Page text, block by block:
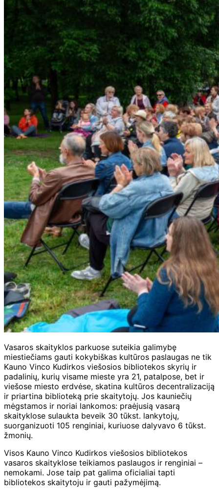
Vasaros skaityklos parkuose suteikia galimybę
miestiečiams gauti kokybiškas kultūros paslaugas ne tik
Kauno Vinco Kudirkos viešosios bibliotekos skyrių ir
padalinių, kurių visame mieste yra 21, patalpose, bet ir
viešose miesto erdvėse, skatina kultūros decentralizaciją
ir priartina biblioteką prie skaitytojų. Jos kauniečių
mėgstamos ir noriai lankomos: praėjusią vasarą
skaityklose sulaukta beveik 30 tūkst. lankytojų,
suorganizuoti 105 renginiai, kuriuose dalyvavo 6 tūkst.
žmonių.
Visos Kauno Vinco Kudirkos viešosios bibliotekos
vasaros skaityklose teikiamos paslaugos ir renginiai –
nemokami. Jose taip pat galima oficialiai tapti
bibliotekos skaitytoju ir gauti pažymėjimą.